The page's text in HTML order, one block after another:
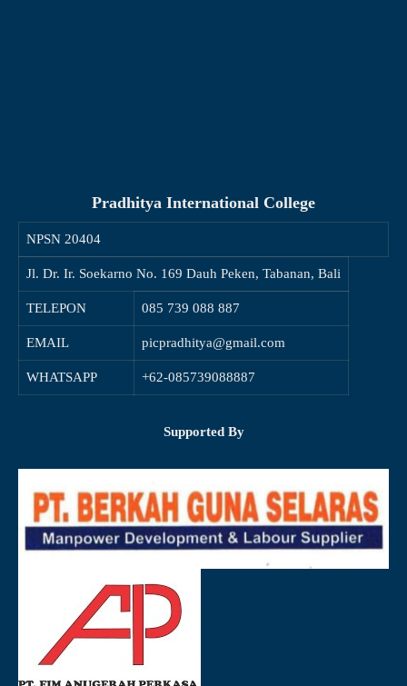
Pradhitya International College
NPSN 20404
Jl. Dr. Ir. Soekarno No. 169 Dauh Peken, Tabanan, Bali
TELEPON 085 739 088 887
EMAIL picpradhitya@gmail.com
WHATSAPP +62-085739088887
Supported By